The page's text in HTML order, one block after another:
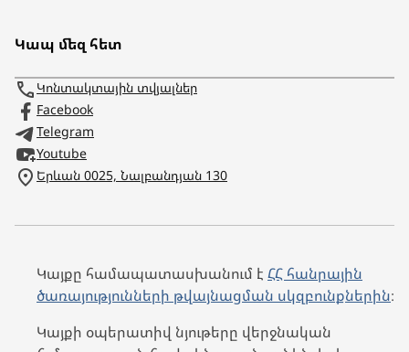
Կապ մեզ հետ
Կոնտակտային տվյալներ
Facebook
Telegram
Youtube
Երևան 0025, Նալբանդյան 130
Կայքը համապատասխանում է ՀՀ հանրային
ծառայությունների թվայնացման սկզբունքներին։
Կայքի օպերատիվ նյութերը վերջնական